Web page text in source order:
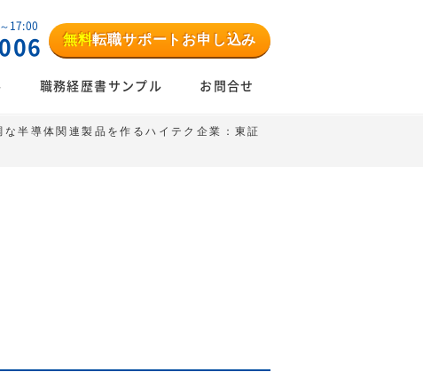
17:00
無料転職サポートお申し込み
職務経歴書サンプル お問合せ
半導体関連製品を作るハイテク企業：東証